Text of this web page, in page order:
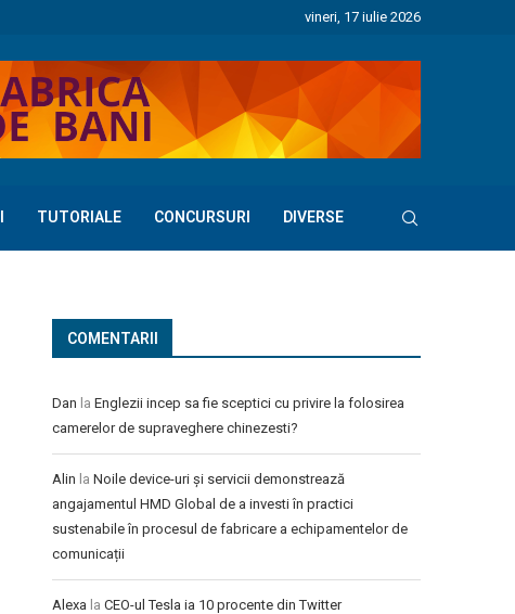
vineri, 17 iulie 2026
TUTORIALE CONCURSURI DIVERSE
COMENTARII
Dan la Englezii incep sa fie sceptici cu privire la folosirea
camerelor de supraveghere chinezesti?
Alin la Noile device-uri și servicii demonstrează
angajamentul HMD Global de a investi în practici
sustenabile în procesul de fabricare a echipamentelor de
comunicații
Alexa la CEO-ul Tesla ia 10 procente din Twitter